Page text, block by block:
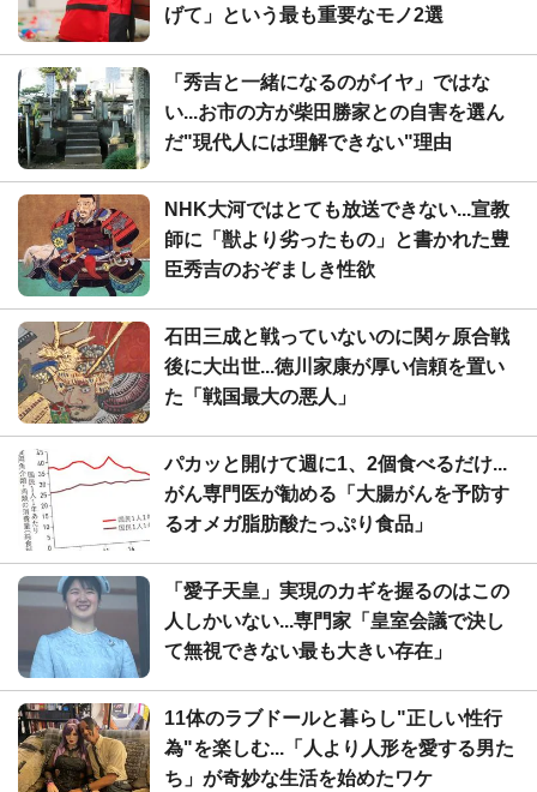
げて」という最も重要なモノ2選
「秀吉と一緒になるのがイヤ」ではな
い...お市の方が柴田勝家との自害を選ん
だ"現代人には理解できない"理由
NHK大河ではとても放送できない...宣教
師に「獣より劣ったもの」と書かれた豊
臣秀吉のおぞましき性欲
石田三成と戦っていないのに関ヶ原合戦
後に大出世...徳川家康が厚い信頼を置い
た「戦国最大の悪人」
パカッと開けて週に1、2個食べるだけ...
がん専門医が勧める「大腸がんを予防す
るオメガ脂肪酸たっぷり食品」
「愛子天皇」実現のカギを握るのはこの
人しかいない...専門家「皇室会議で決し
て無視できない最も大きい存在」
11体のラブドールと暮らし"正しい性行
為"を楽しむ...「人より人形を愛する男た
ち」が奇妙な生活を始めたワケ